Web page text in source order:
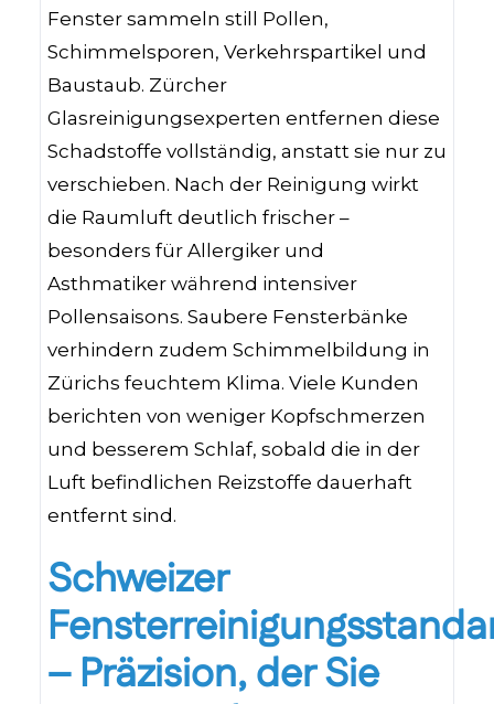
Fenster sammeln still Pollen,
Schimmelsporen, Verkehrspartikel und
Baustaub. Zürcher
Glasreinigungsexperten entfernen diese
Schadstoffe vollständig, anstatt sie nur zu
verschieben. Nach der Reinigung wirkt
die Raumluft deutlich frischer –
besonders für Allergiker und
Asthmatiker während intensiver
Pollensaisons. Saubere Fensterbänke
verhindern zudem Schimmelbildung in
Zürichs feuchtem Klima. Viele Kunden
berichten von weniger Kopfschmerzen
und besserem Schlaf, sobald die in der
Luft befindlichen Reizstoffe dauerhaft
entfernt sind.
Schweizer
– Präzision, der Sie